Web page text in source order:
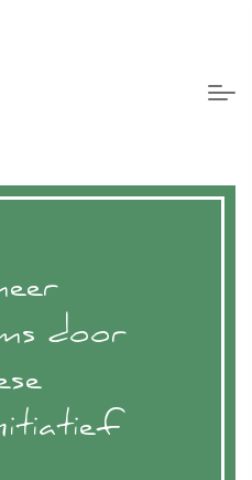
door